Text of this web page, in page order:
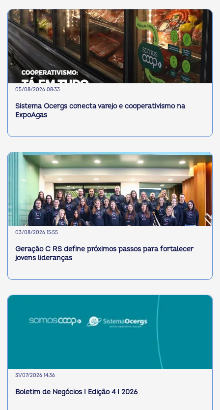
05/08/2026 08:33
Sistema Ocergs conecta varejo e cooperativismo na
ExpoAgas
03/08/2026 15:55
Geração C RS define próximos passos para fortalecer
jovens lideranças
31/07/2026 14:36
Boletim de Negócios I Edição 4 I 2026